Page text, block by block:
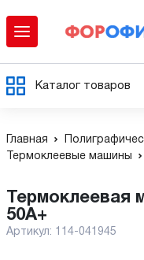
Каталог товаров
Главная
Термоклеевые машины
50A+
Артикул: 114-041945